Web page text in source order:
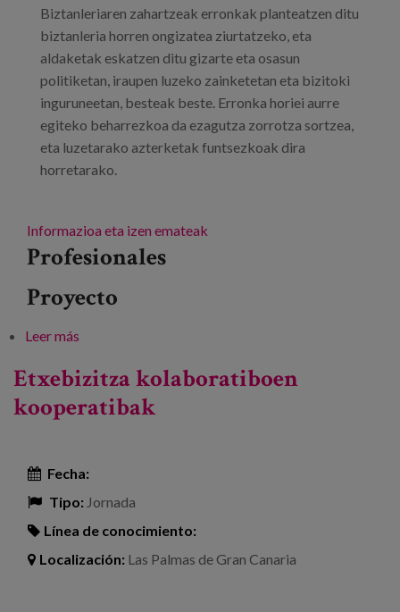
Biztanleriaren zahartzeak erronkak planteatzen ditu
biztanleria horren ongizatea ziurtatzeko, eta
aldaketak eskatzen ditu gizarte eta osasun
politiketan, iraupen luzeko zainketetan eta bizitoki
inguruneetan, besteak beste. Erronka horiei aurre
egiteko beharrezkoa da ezagutza zorrotza sortzea,
eta luzetarako azterketak funtsezkoak dira
horretarako.
Informazioa eta izen emateak
Profesionales
Proyecto
Leer más
Etxebizitza kolaboratiboen
kooperatibak
Fecha:
Tipo: Jornada
Línea de conocimiento:
Localización: Las Palmas de Gran Canaria